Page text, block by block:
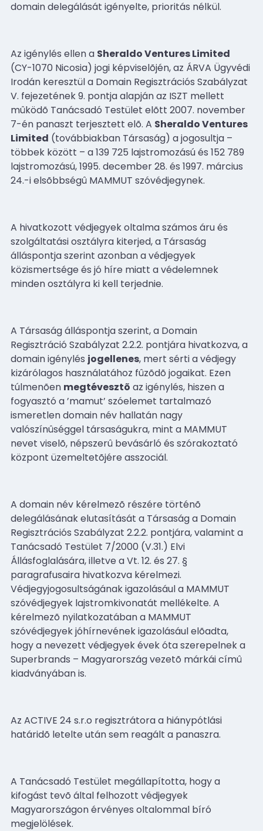
domain delegálását igényelte, prioritás nélkül.
Az igénylés ellen a Sheraldo Ventures Limited
(CY-1070 Nicosia) jogi képviselõjén, az ÁRVA Ügyvédi
Irodán keresztül a Domain Regisztrációs Szabályzat
V. fejezetének 9. pontja alapján az ISZT mellett
mûködõ Tanácsadó Testület elõtt 2007. november
7-én panaszt terjesztett elõ. A Sheraldo Ventures
Limited (továbbiakban Társaság) a jogosultja –
többek között – a 139 725 lajstromozású és 152 789
lajstromozású, 1995. december 28. és 1997. március
24.-i elsõbbségû MAMMUT szóvédjegynek.
A hivatkozott védjegyek oltalma számos áru és
szolgáltatási osztályra kiterjed, a Társaság
álláspontja szerint azonban a védjegyek
közismertsége és jó híre miatt a védelemnek
minden osztályra ki kell terjednie.
A Társaság álláspontja szerint, a Domain
Regisztráció Szabályzat 2.2.2. pontjára hivatkozva, a
domain igénylés jogellenes, mert sérti a védjegy
kizárólagos használatához fûzõdõ jogaikat. Ezen
túlmenõen megtévesztõ az igénylés, hiszen a
fogyasztó a ’mamut’ szóelemet tartalmazó
ismeretlen domain név hallatán nagy
valószínûséggel társaságukra, mint a MAMMUT
nevet viselõ, népszerû bevásárló és szórakoztató
központ üzemeltetõjére asszociál.
A domain név kérelmezõ részére történõ
delegálásának elutasítását a Társaság a Domain
Regisztrációs Szabályzat 2.2.2. pontjára, valamint a
Tanácsadó Testület 7/2000 (V.31.) Elvi
Állásfoglalására, illetve a Vt. 12. és 27. §
paragrafusaira hivatkozva kérelmezi.
Védjegyjogosultságának igazolásául a MAMMUT
szóvédjegyek lajstromkivonatát mellékelte. A
kérelmezõ nyilatkozatában a MAMMUT
szóvédjegyek jóhírnevének igazolásául elõadta,
hogy a nevezett védjegyek évek óta szerepelnek a
Superbrands – Magyarország vezetõ márkái címû
kiadványában is.
Az ACTIVE 24 s.r.o regisztrátora a hiánypótlási
határidõ letelte után sem reagált a panaszra.
A Tanácsadó Testület megállapította, hogy a
kifogást tevõ által felhozott védjegyek
Magyarországon érvényes oltalommal bíró
megjelölések.